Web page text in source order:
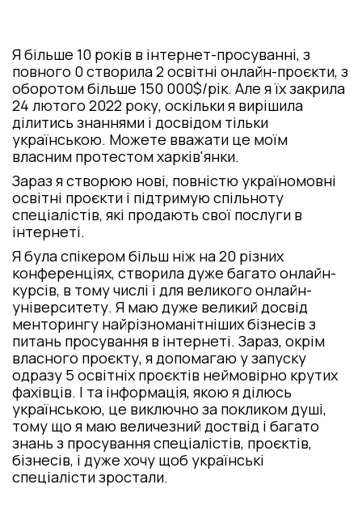
Я більше 10 років в інтернет-просуванні, з
повного 0 створила 2 освітні онлайн-проєкти, з
оборотом більше 150 000$/рік. Але я їх закрила
24 лютого 2022 року, оскільки я вирішила
ділитись знаннями і досвідом тільки
українською. Можете вважати це моїм
власним протестом харків'янки.
Зараз я створюю нові, повністю україномовні
освітні проєкти і підтримую спільноту
спеціалістів, які продають свої послуги в
інтернеті.
Я була спікером більш ніж на 20 різних
конференціях, створила дуже багато онлайн-
курсів, в тому числі і для великого онлайн-
університету. Я маю дуже великий досвід
менторингу найрізноманітніших бізнесів з
питань просування в інтернеті. Зараз, окрім
власного проєкту, я допомагаю у запуску
одразу 5 освітніх проєктів неймовірно крутих
фахівців. І та інформація, якою я ділюсь
українською, це виключно за покликом душі,
тому що я маю величезний доствід і багато
знань з просування спеціалістів, проєктів,
бізнесів, і дуже хочу щоб українські
спеціалісти зростали.